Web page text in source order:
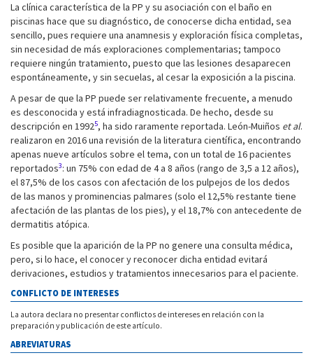
La clínica característica de la PP y su asociación con el baño en
piscinas hace que su diagnóstico, de conocerse dicha entidad, sea
sencillo, pues requiere una anamnesis y exploración física completas,
sin necesidad de más exploraciones complementarias; tampoco
requiere ningún tratamiento, puesto que las lesiones desaparecen
espontáneamente, y sin secuelas, al cesar la exposición a la piscina.
A pesar de que la PP puede ser relativamente frecuente, a menudo
es desconocida y está infradiagnosticada. De hecho, desde su
descripción en 19925, ha sido raramente reportada. León-Muiños et al.
realizaron en 2016 una revisión de la literatura científica, encontrando
apenas nueve artículos sobre el tema, con un total de 16 pacientes
reportados3: un 75% con edad de 4 a 8 años (rango de 3,5 a 12 años),
el 87,5% de los casos con afectación de los pulpejos de los dedos
de las manos y prominencias palmares (solo el 12,5% restante tiene
afectación de las plantas de los pies), y el 18,7% con antecedente de
dermatitis atópica.
Es posible que la aparición de la PP no genere una consulta médica,
pero, si lo hace, el conocer y reconocer dicha entidad evitará
derivaciones, estudios y tratamientos innecesarios para el paciente.
CONFLICTO DE INTERESES
La autora declara no presentar conflictos de intereses en relación con la
preparación y publicación de este artículo.
ABREVIATURAS